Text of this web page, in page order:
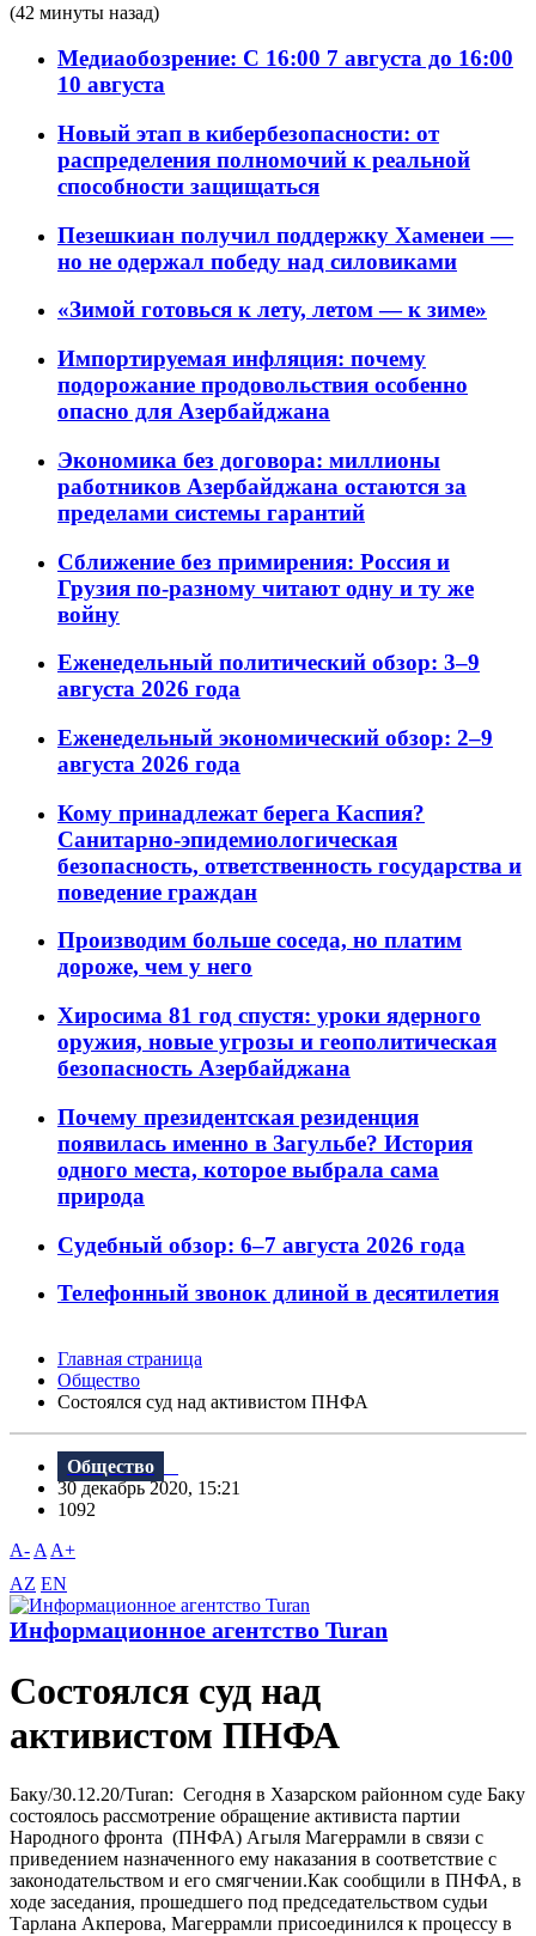
(42 минуты назад)
Медиаобозрение: С 16:00 7 августа до 16:00
10 августа
Новый этап в кибербезопасности: от
распределения полномочий к реальной
способности защищаться
Пезешкиан получил поддержку Хаменеи —
но не одержал победу над силовиками
«Зимой готовься к лету, летом — к зиме»
Импортируемая инфляция: почему
подорожание продовольствия особенно
опасно для Азербайджана
Экономика без договора: миллионы
работников Азербайджана остаются за
пределами системы гарантий
Сближение без примирения: Россия и
Грузия по-разному читают одну и ту же
войну
Еженедельный политический обзор: 3–9
августа 2026 года
Еженедельный экономический обзор: 2–9
августа 2026 года
Кому принадлежат берега Каспия?
Санитарно-эпидемиологическая
безопасность, ответственность государства и
поведение граждан
Производим больше соседа, но платим
дороже, чем у него
Хиросима 81 год спустя: уроки ядерного
оружия, новые угрозы и геополитическая
безопасность Азербайджана
Почему президентская резиденция
появилась именно в Загульбе? История
одного места, которое выбрала сама
природа
Судебный обзор: 6–7 августа 2026 года
Телефонный звонок длиной в десятилетия
Главная страница
Общество
Состоялся суд над активистом ПНФА
Общество
30 декабрь 2020, 15:21
1092
A- A A+
AZ EN
Информационное агентство Turan
Состоялся суд над
активистом ПНФА
Баку/30.12.20/Turan: Сегодня в Хазарском районном суде Баку
состоялось рассмотрение обращение активиста партии
Народного фронта (ПНФА) Агыля Магеррамли в связи с
приведением назначенного ему наказания в соответствие с
законодательством и его смягчении.Как сообщили в ПНФА, в
ходе заседания, прошедшего под председательством судьи
Тарлана Акперова, Магеррамли присоединился к процессу в